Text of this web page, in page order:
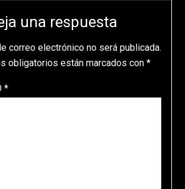
una respuesta
correo electrónico no será publicada.
obligatorios están marcados con *
*